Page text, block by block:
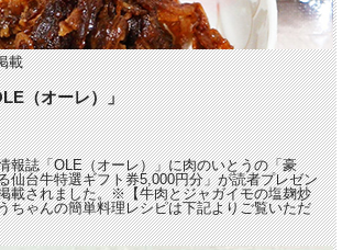
載
（オーレ）」
報誌「OLE（オーレ）」に肉のいとうの「豪
仙台牛特選ギフト券5,000円分」が読者プレゼン
載されました。※【牛肉とジャガイモの塩麹炒
ちゃんの簡単料理レシピは下記よりご覧いただ